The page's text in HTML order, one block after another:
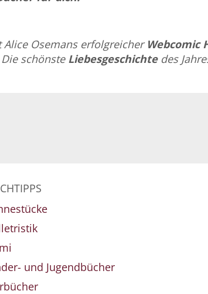
Osemans erfolgreicher Webcomic
schönste Liebesgeschichtedes
und Jugendbücher